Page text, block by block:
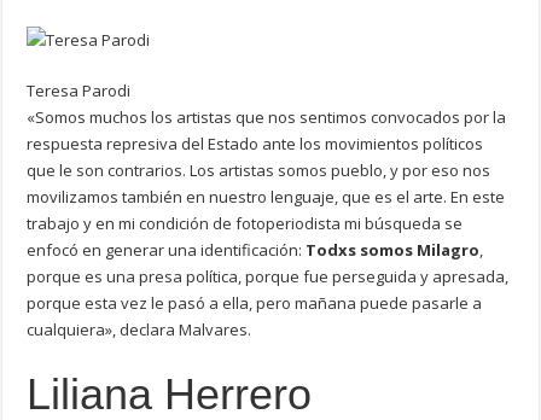
Teresa Parodi
«Somos muchos los artistas que nos sentimos convocados por la
respuesta represiva del Estado ante los movimientos políticos
que le son contrarios. Los artistas somos pueblo, y por eso nos
movilizamos también en nuestro lenguaje, que es el arte. En este
trabajo y en mi condición de fotoperiodista mi búsqueda se
enfocó en generar una identificación: Todxs somos Milagro,
porque es una presa política, porque fue perseguida y apresada,
porque esta vez le pasó a ella, pero mañana puede pasarle a
cualquiera», declara Malvares.
Liliana Herrero